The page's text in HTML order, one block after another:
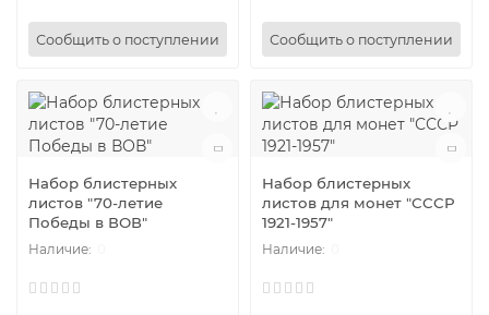
Сообщить о поступлении Сообщить о поступлении
Набор блистерных
листов "70-летие
Победы в ВОВ"
Набор блистерных
листов для монет "СССР
1921-1957"